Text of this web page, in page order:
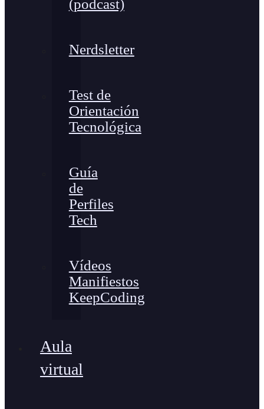
(podcast)
Nerdsletter
Test de
Orientación
Tecnológica
Guía
de
Perfiles
Tech
Vídeos
Manifiestos
KeepCoding
Aula
virtual